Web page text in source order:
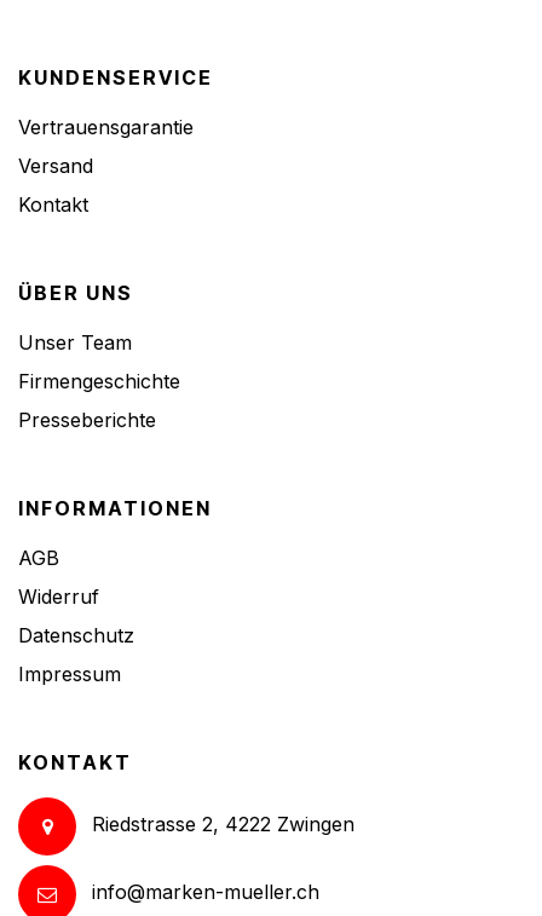
KUNDENSERVICE
Vertrauensgarantie
Versand
Kontakt
ÜBER UNS
Unser Team
Firmengeschichte
Presseberichte
INFORMATIONEN
AGB
Widerruf
Datenschutz
Impressum
KONTAKT
Riedstrasse 2, 4222 Zwingen
info@marken-mueller.ch